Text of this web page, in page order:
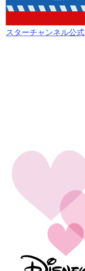
スターチャンネル公式